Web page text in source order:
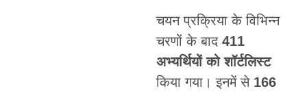
चयन प्रक्रिया के विभिन्न
चरणों के बाद 411
अभ्यर्थियों को शॉर्टलिस्ट
किया गया। इनमें से 166